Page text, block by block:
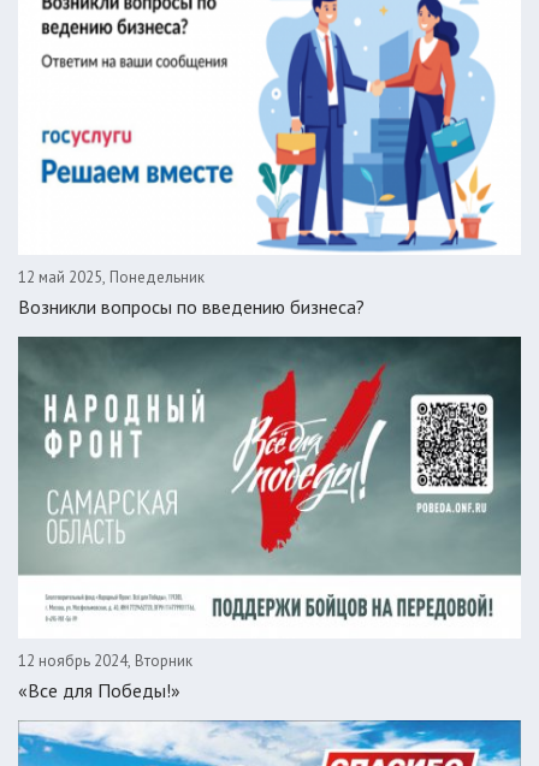
12 май 2025, Понедельник
Возникли вопросы по введению бизнеса?
12 ноябрь 2024, Вторник
«Все для Победы!»